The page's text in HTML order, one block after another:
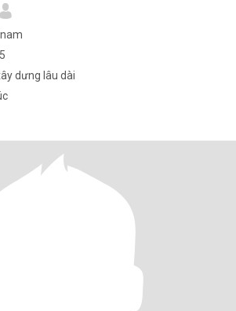
dưng lâu dài